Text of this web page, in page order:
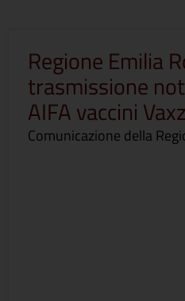
Regione Emilia
trasmissione
AIFA vaccini
Comunicazione della